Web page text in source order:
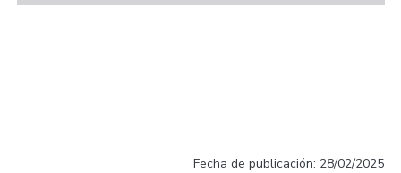
Fecha de publicación: 28/02/2025